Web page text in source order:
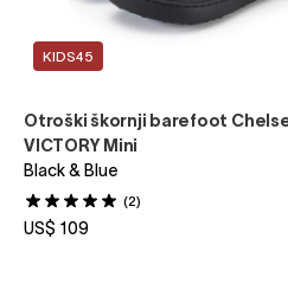
KIDS45
Otroški škornji barefoot
VICTORY Mini
Black & Blue
(2)
US$ 109